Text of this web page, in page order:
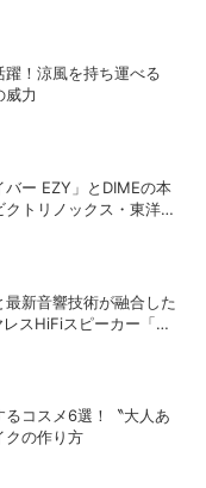
！涼風を持ち運べる
威力
バー EZY」とDIMEの本
トリノックス・東洋ス
新音響技術が融合した
スHiFiスピーカー「LS
るコスメ6選！〝大人あ
クの作り方